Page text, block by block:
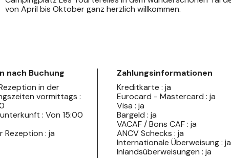
von April bis Oktober ganz herzlich willkommen.
nach Buchung
in der
vormittags :
: Von 15:00
: an der Rezeption : ja
Zahlungsinformationen
Kreditkarte : ja
Eurocard - Mastercard : ja
Visa : ja
Bargeld : ja
VACAF / Bons CAF : ja
ANCV Schecks : ja
Internationale Überweisung : ja
Inlandsüberweisungen : ja